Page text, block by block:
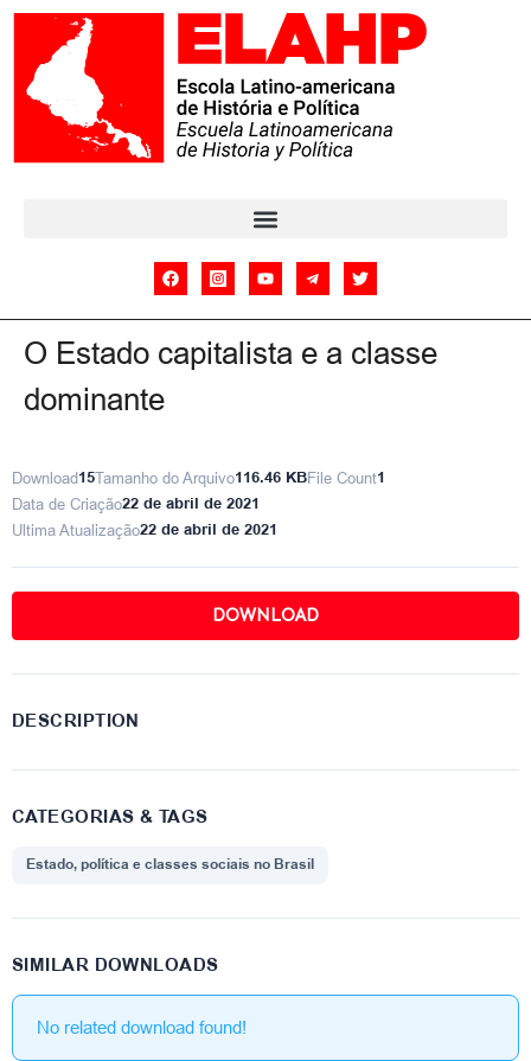
O Estado capitalista e a classe
dominante
Download15Tamanho do Arquivo116.46 KBFile Count1
Data de Criação22 de abril de 2021
Ultima Atualização22 de abril de 2021
DOWNLOAD
DESCRIPTION
CATEGORIAS & TAGS
Estado, política e classes sociais no Brasil
SIMILAR DOWNLOADS
No related download found!